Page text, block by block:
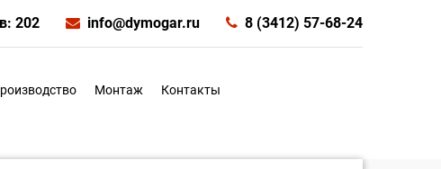
202 info@dymogar.ru 8 (3412) 57-68-24
Монтаж Контакты